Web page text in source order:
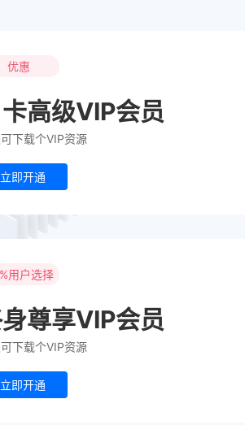
优惠
高级VIP会员
下载个VIP资源
立即开通
用户选择
尊享VIP会员
下载个VIP资源
立即开通